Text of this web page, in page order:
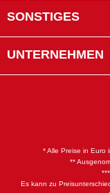
SONSTIGES
UNTERNEHMEN
* Alle Preise in Euro
**
Es kann zu